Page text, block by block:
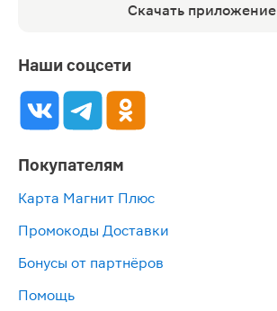
Скачать приложение
Наши соцсети
Покупателям
Карта Магнит Плюс
Промокоды Доставки
Бонусы от партнёров
Помощь